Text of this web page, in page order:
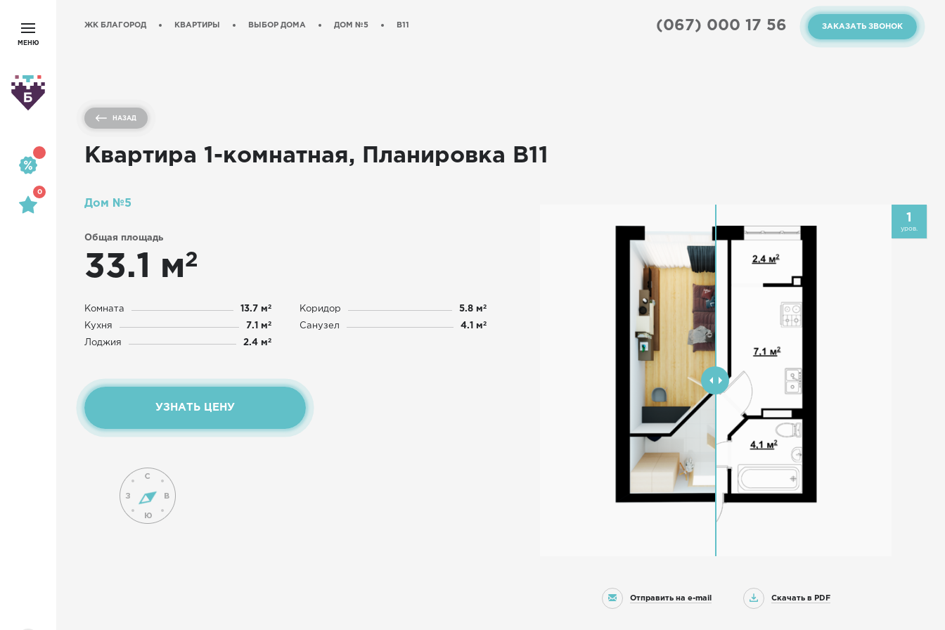
ЖК БЛАГОРОД КВАРТИРЫ ВЫБОР ДОМА ДОМ №5 B11 ЗАКАЗАТЬ ЗВОНОК
(067) 000 17 56
МЕНЮ
0
НАЗАД
Квартира 1-комнатная, Планировка B11
1
уров.
Отправить на e-mail Скачать в PDF
Дом №5
Общая площадь
33.1 м2
Комната 13.7 м2
Кухня 7.1 м2
Лоджия 2.4 м2
Коридор 5.8 м2
Санузел 4.1 м2
УЗНАТЬ ЦЕНУ